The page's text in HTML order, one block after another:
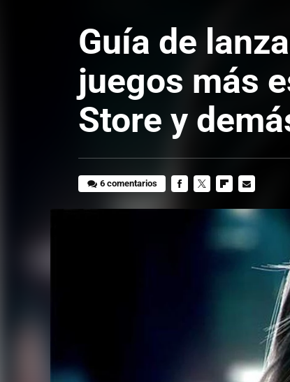
Guía de
juegos más
Store y
6 comentarios
MAIL